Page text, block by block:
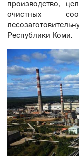
производство,
очистных
Республики Коми.